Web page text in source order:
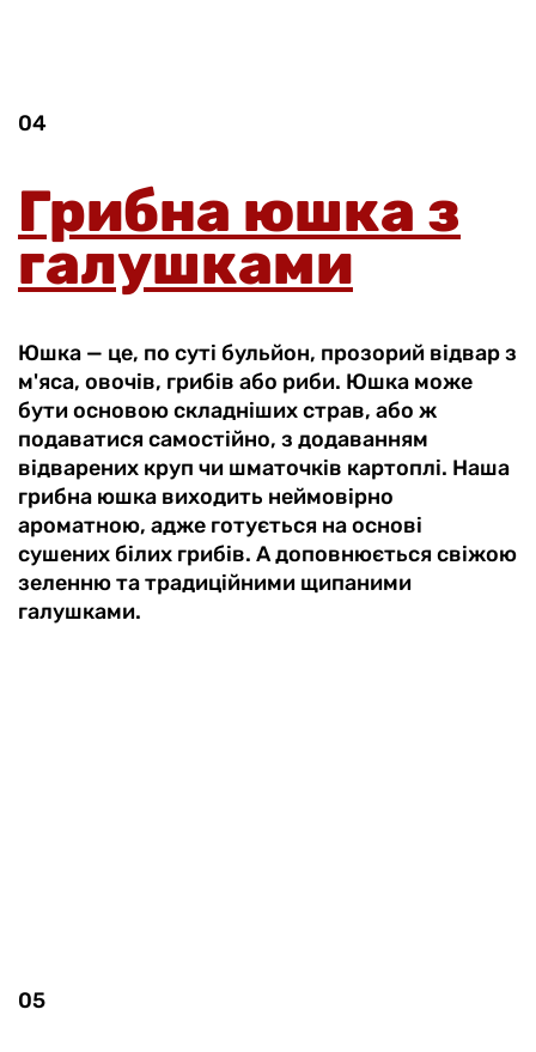
04
Грибна юшка з
галушками
Юшка — це, по суті бульйон, прозорий відвар з
м'яса, овочів, грибів або риби. Юшка може
бути основою складніших страв, або ж
подаватися самостійно, з додаванням
відварених круп чи шматочків картоплі. Наша
грибна юшка виходить неймовірно
ароматною, адже готується на основі
сушених білих грибів. А доповнюється свіжою
зеленню та традиційними щипаними
галушками.
05